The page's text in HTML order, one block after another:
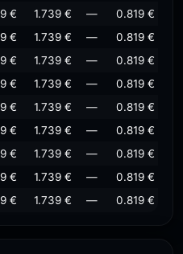
€ 1.739 € —
0.819 €
€ 1.739 € —
0.819 €
€ 1.739 € —
0.819 €
€ 1.739 € —
0.819 €
€ 1.739 € —
0.819 €
€ 1.739 € —
0.819 €
€ 1.739 € —
0.819 €
€ 1.739 € —
0.819 €
€ 1.739 € — 0.819 €